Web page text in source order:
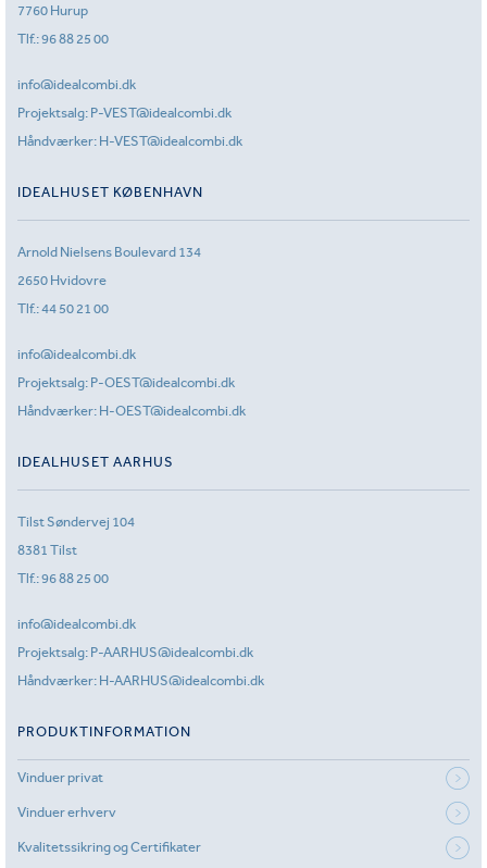
7760 Hurup
Tlf.:96 88 25 00
info@idealcombi.dk
Projektsalg: P-VEST@idealcombi.dk
Håndværker: H-VEST@idealcombi.dk
IDEALHUSET KØBENHAVN
Arnold Nielsens Boulevard 134
2650 Hvidovre
Tlf.:44 50 21 00
info@idealcombi.dk
Projektsalg: P-OEST@idealcombi.dk
Håndværker: H-OEST@idealcombi.dk
IDEALHUSET AARHUS
Tilst Søndervej 104
8381 Tilst
Tlf.:96 88 25 00
info@idealcombi.dk
Projektsalg: P-AARHUS@idealcombi.dk
Håndværker: H-AARHUS@idealcombi.dk
PRODUKTINFORMATION
Vinduer privat
Vinduer erhverv
Kvalitetssikring og Certifikater